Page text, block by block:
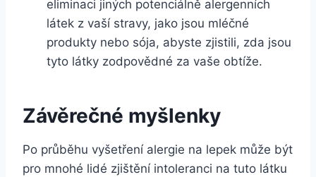
eliminaci jiných potenciálně alergenních
látek z vaší stravy,⁢ jako jsou mléčné
produkty⁢ nebo sója, abyste ‌zjistili, zda jsou
tyto‌ látky zodpovědné za vaše obtíže.
Závěrečné myšlenky
Po průběhu vyšetření alergie ‌na lepek⁤ může ⁢být
pro mnohé ⁤lidé zjištění intoleranci na tuto ⁣látku